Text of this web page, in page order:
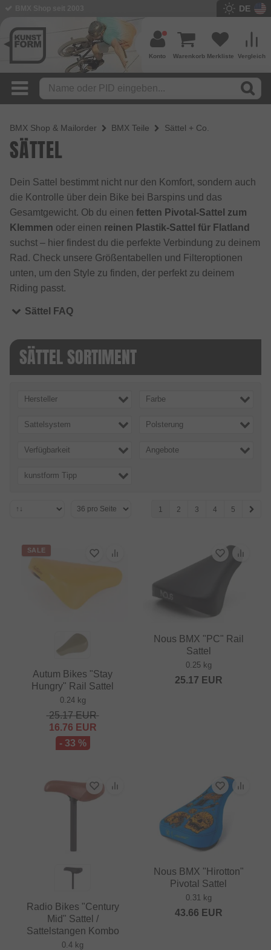
DE
Vergleich
Merkliste
Warenkorb
Konto
BMX Shop & Mailorder BMX Teile Sättel + Co.
SÄTTEL
Dein Sattel bestimmt nicht nur den Komfort, sondern auch
die Kontrolle über dein Bike bei Barspins und das
Gesamtgewicht. Ob du einen fetten Pivotal-Sattel zum
Klemmen oder einen reinen Plastik-Sattel für Flatland
suchst – hier findest du die perfekte Verbindung zu deinem
Rad. Check unsere Größentabellen und Filteroptionen
unten, um den Style zu finden, der perfekt zu deinem
Riding passt.
Sättel FAQ
SÄTTEL SORTIMENT
Hersteller Farbe
Sattelsystem Polsterung
Verfügbarkeit Angebote
kunstform Tipp
1 2 3 4 5
SALE
Autum Bikes "Stay
Hungry" Rail Sattel
0.24 kg
25.17EUR
16.76 EUR
- 33 %
Nous BMX "PC" Rail
Sattel
0.25 kg
25.17 EUR
Radio Bikes "Century
Mid" Sattel /
Sattelstangen Kombo
0.4 kg
Nous BMX "Hirotton"
Pivotal Sattel
0.31 kg
43.66 EUR